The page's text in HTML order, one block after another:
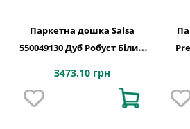
Паркетна дошка Salsa
550049130 Дуб Робуст Білий
3473.10 грн